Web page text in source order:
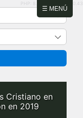
☰ MENÚ
PHP: 8.2.31 | MySQL: 8.0.43
Cristiano en
en 2019